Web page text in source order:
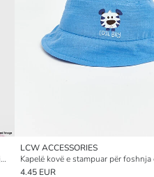
Kapelë kovë me motive qershie për foshnja vajza
LCW ACCESSORIES
Kapelë kovë e stampuar për foshnja
4.45 EUR